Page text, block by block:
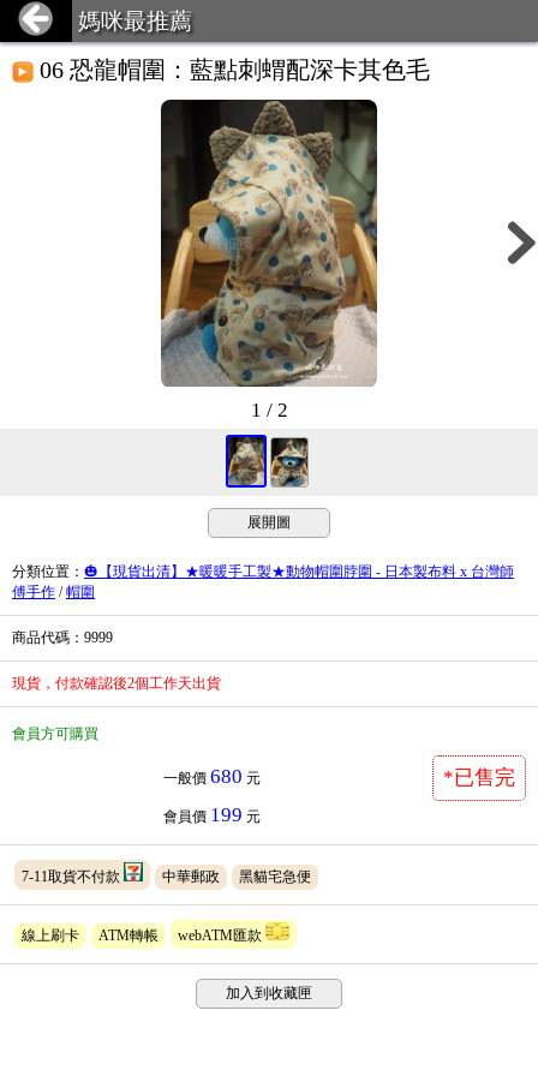
媽咪最推薦
06 恐龍帽圍：藍點刺蝟配深卡其色毛
1 / 2
展開圖
分類位置 ： 🎃【現貨出清】★暖暖手工製★動物帽圍脖圍 - 日本製布料 x 台灣師
傅手作 /帽圍
商品代碼 ：9999
現貨，付款確認後2個工作天出貨
會員方可購買
一般價 680 元
會員價 199 元
*已售完
7-11取貨不付款 中華郵政 黑貓宅急便
線上刷卡 ATM轉帳 webATM匯款
加入到收藏匣